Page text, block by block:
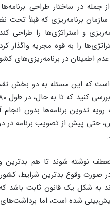
جمله در ساختار طراحی
برنامه‌ریزی که قبلاً تحت
و استراتژی‌ها را
را به قوه مجریه واگذار
اطمینان در برنامه‌ریزی‌های
است که این مسئله به دو بخش
رویه تدوین برنامه‌ها بدون
حتی پیش از تصویب برنامه در
نوشته شوند تا هم
صورت وقوع بدترین شرایط،
به شکل یک قانون ثابت باشد
شده است، اما